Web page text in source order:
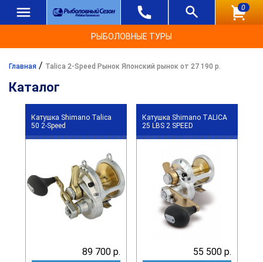
0
РЫБОЛОВНЫЕ ТУРЫ
Главная / Talica 2-Speed Рынок Японский рынок от 27 190 р.
Каталог
Катушка Shimano Talica
50 2-Speed
89 700 р.
Катушка Shimano TALICA
25 LBS 2 SPEED
55 500 р.